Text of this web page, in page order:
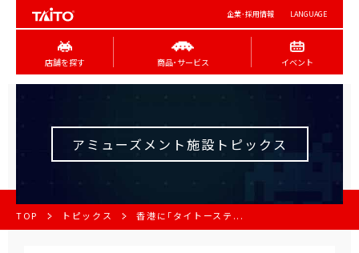
企業･採用情報 LANGUAGE
店舗を探す 商品･サービス イベント
アミューズメント施設トピックス
TOP トピックス 香港に「タイトーステ...